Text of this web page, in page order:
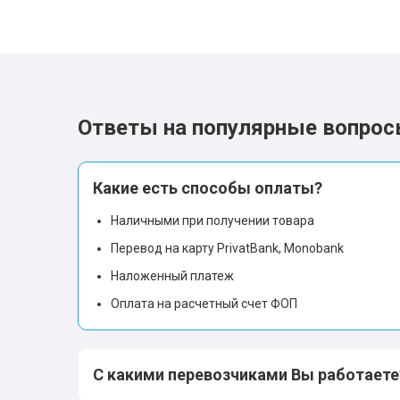
Ответы на популярные
Какие есть способы оплаты?
Наличными при получении товара
Перевод на карту PrivatBank, Monobank
Наложенный платеж
Оплата на расчетный счет ФОП
С какими перевозчиками Вы